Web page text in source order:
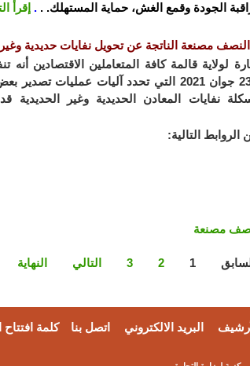
الجودة وقمع الغش، حماية المستهلك. . . إقرأ
مصنعة الناتجة عن تحويل نفايات حديدية
لولاية قالمة كافة المتعاملين الاقتصادين أنه
المشتركة المؤرخة في 23 جوان 2021 التي تحدد آليات
نفايات المعادن الحديدية وغير الحديدية
التالية:
مصنعة
1
2
3 التالي النهاية
البريد الالكتروني اتصل بنا كلمة افتتاح